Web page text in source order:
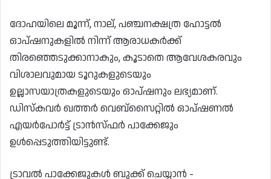
ദോഹയിലെ മൂന്ന്, നാല്, പഞ്ചനക്ഷത്ര ഹോട്ടൽ
ഓപ്ഷനുകളിൽ നിന്ന് ആരാധകർക്ക്
തിരഞ്ഞെടുക്കാനാകും, കൂടാതെ ആവേശകരവും
വിശാലവുമായ ടൂറുകളുടെയും
ഉല്ലാസയാത്രകളുടെയും ഓപ്‌ഷനും ലഭ്യമാണ്.
ഡിസ്കവർ ഖത്തർ വെബ്സൈറ്റിൽ ഓപ്ഷണൽ
എയർപോർട്ട് ട്രാൻസ്ഫർ പാക്കേജും
ഉൾപ്പെടുത്തിയിട്ടുണ്ട്.
ട്രാവൽ പാക്കേജുകൾ ബുക്ക് ചെയ്യാൻ -